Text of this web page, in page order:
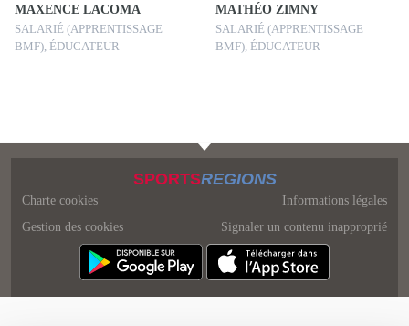
MAXENCE LACOMA
SALARIÉ (APPRENTISSAGE
BMF), ÉDUCATEUR
MATHÉO ZIMNY
SALARIÉ (APPRENTISSAGE
BMF), ÉDUCATEUR
SPORTSREGIONS
Charte cookies
Gestion des cookies
Informations légales
Signaler un contenu inapproprié